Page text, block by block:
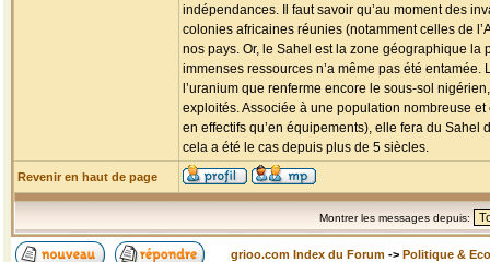
indépendances. Il faut savoir qu’au moment des
colonies africaines réunies (notamment celles de
nos pays. Or, le Sahel est la zone géographique la
immenses ressources n’a même pas été
l’uranium que renferme encore le sous-sol
exploités. Associée à une population nombreuse
en effectifs qu’en équipements), elle fera du
cela a été le cas depuis plus de 5 siècles.
Revenir en haut de page
Montrer les messages depuis:
grioo.com Index du Forum -> Politique &